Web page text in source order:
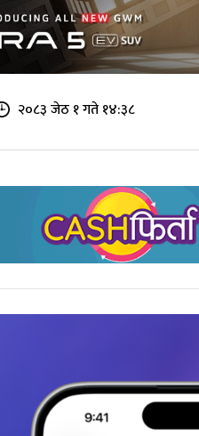
२०८३ जेठ १ गते १४:३८